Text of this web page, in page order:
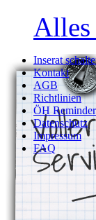
Alles
Inserat
Kontakt
AGB
Richtlinien
ÖH Reminder
Datenschutz
Impressum
FAQ